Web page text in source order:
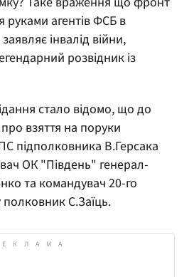
руками агентів ФСБ в
інвалід війни,
розвідник із
стало відомо, що до
взяття на поруки
підполковника В.Герсака
ОК "Південь" генерал-
та командувач 20-го
полковник С.Заїць.